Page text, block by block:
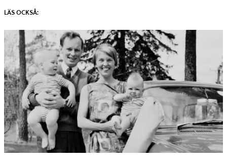
LÄS OCKSÅ: